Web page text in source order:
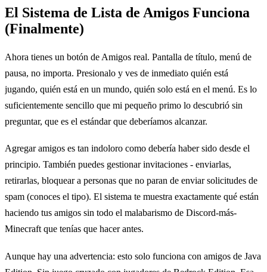
El Sistema de Lista de Amigos Funciona
(Finalmente)
Ahora tienes un botón de Amigos real. Pantalla de título, menú de
pausa, no importa. Presionalo y ves de inmediato quién está
jugando, quién está en un mundo, quién solo está en el menú. Es lo
suficientemente sencillo que mi pequeño primo lo descubrió sin
preguntar, que es el estándar que deberíamos alcanzar.
Agregar amigos es tan indoloro como debería haber sido desde el
principio. También puedes gestionar invitaciones - enviarlas,
retirarlas, bloquear a personas que no paran de enviar solicitudes de
spam (conoces el tipo). El sistema te muestra exactamente qué están
haciendo tus amigos sin todo el malabarismo de Discord-más-
Minecraft que tenías que hacer antes.
Aunque hay una advertencia: esto solo funciona con amigos de Java